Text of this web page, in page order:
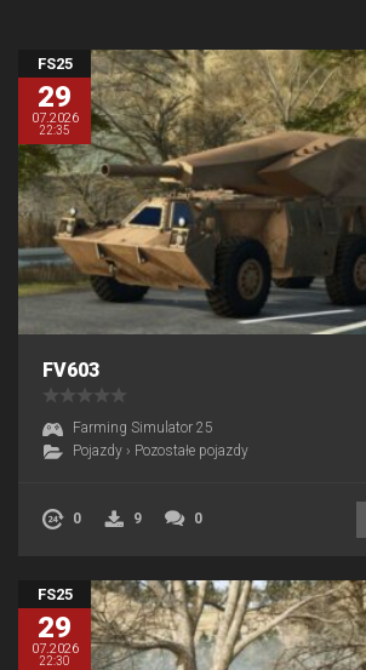
FS25
29
07.2026
22:35
FV603
Farming Simulator 25
Pojazdy › Pozostałe pojazdy
0 9 0
FS25
29
07.2026
22:30